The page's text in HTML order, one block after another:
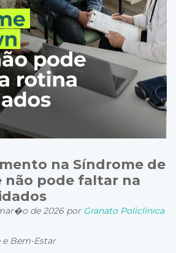
na Síndrome de
não pode faltar na
de 2026 por Granato Policlínica
e Bem-Estar